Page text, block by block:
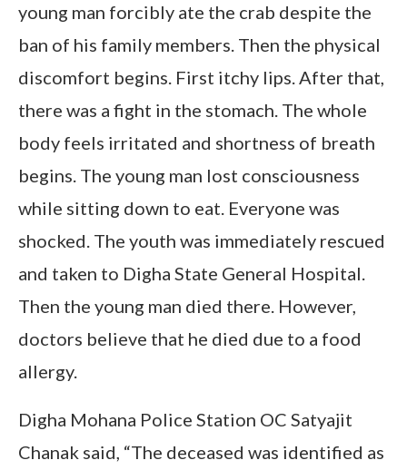
young man forcibly ate the crab despite the
ban of his family members. Then the physical
discomfort begins. First itchy lips. After that,
there was a fight in the stomach. The whole
body feels irritated and shortness of breath
begins. The young man lost consciousness
while sitting down to eat. Everyone was
shocked. The youth was immediately rescued
and taken to Digha State General Hospital.
Then the young man died there. However,
doctors believe that he died due to a food
allergy.
Digha Mohana Police Station OC Satyajit
Chanak said, “The deceased was identified as